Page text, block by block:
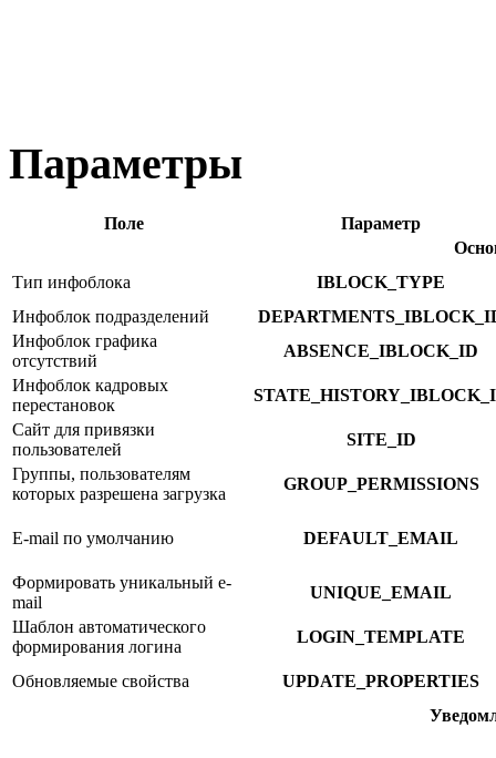
Параметры
Поле
Параметр
Тип инфоблока
IBLOCK_TYPE
Инфоблок подразделений
Инфоблок графика
отсутствий
ABSENCE_IBLOCK_ID
Инфоблок кадровых
перестановок
Сайт для привязки
пользователей
SITE_ID
Группы, пользователям
которых разрешена загрузка
GROUP_PERMISSIONS
E-mail по умолчанию DEFAULT_EMAIL
Формировать уникальный e-
mail
UNIQUE_EMAIL
Шаблон автоматического
формирования логина
LOGIN_TEMPLATE
Обновляемые свойства
UPDATE_PROPERTIES